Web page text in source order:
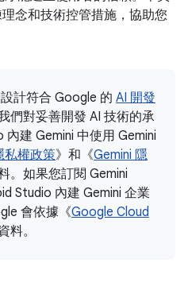
念和技術控管措施，協助您
計符合 Google 的 AI 開發
們對妥善開發 AI 技術的承
建 Gemini 中使用 Gemini
私權政策》和《Gemini 隱
。如果您訂閱 Gemini
Studio 內建 Gemini 企業
會依據《Google Cloud
料。